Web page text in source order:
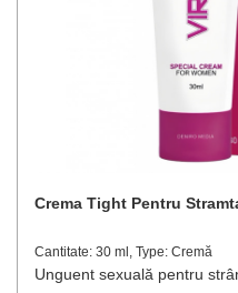
Crema Tight Pentru
Cantitate: 30 ml, Type: Cremă
Unguent sexuală pentru